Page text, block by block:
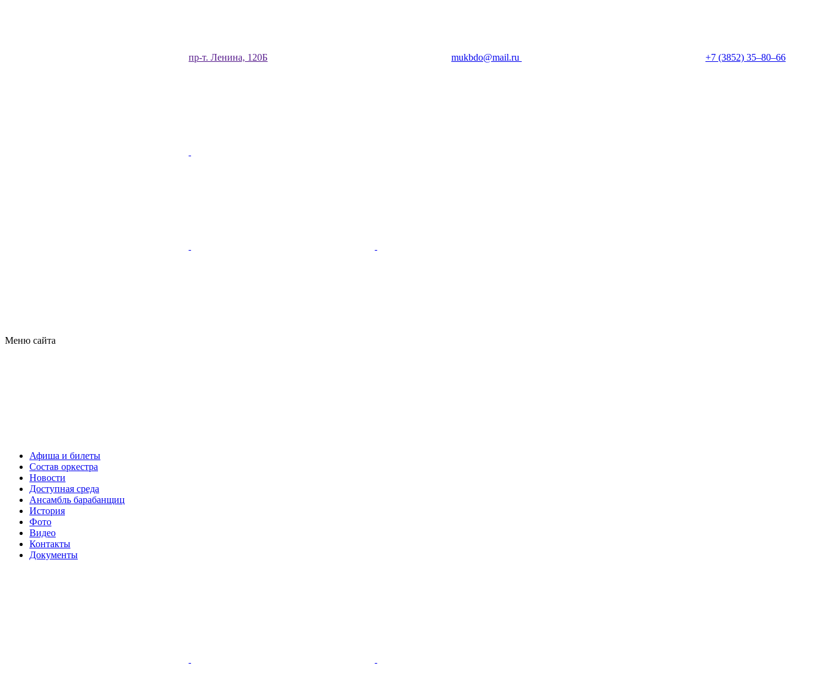
​пр-т. Ленина, 120Б​ mukbdo@mail.ru +7 (3852) 35‒80‒66
Меню сайта
Афиша и билеты
Состав оркестра
Новости
Доступная среда
Ансамбль барабанщиц
История
Фото
Видео
Контакты
Документы